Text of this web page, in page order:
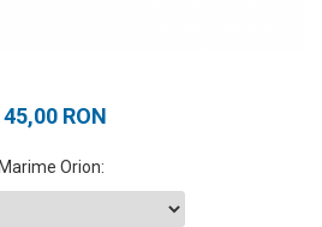
45,00 RON
Marime Orion: